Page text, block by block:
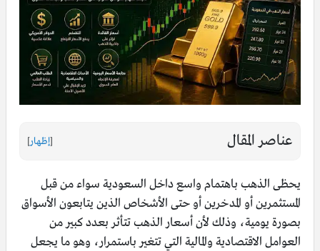
عناصر المقال [إظهار]
يحظى الذهب باهتمام واسع داخل السعودية سواء من قبل
المستثمرين أو المدخرين أو حتى الأشخاص الذين يتابعون الأسواق
بصورة يومية، وذلك لأن أسعار الذهب تتأثر بعدد كبير من
العوامل الاقتصادية والمالية التي تتغير باستمرار، وهو ما يجعل